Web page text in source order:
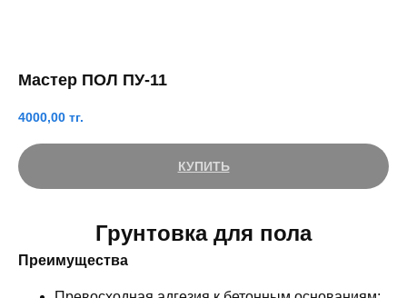
Мастер ПОЛ ПУ-11
4000,00 тг.
КУПИТЬ
Грунтовка для пола
Преимущества